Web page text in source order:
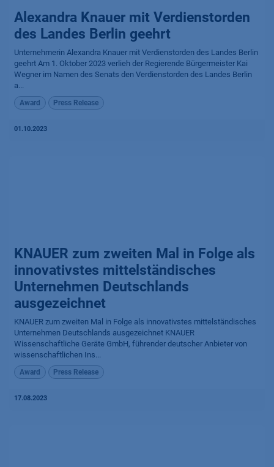
Alexandra Knauer mit Verdienst­orden
des Landes Berlin geehrt
Unternehmerin Alexandra Knauer mit Verdienstorden des Landes Berlin
geehrt Am 1. Oktober 2023 verlieh der Regierende Bürgermeister Kai
Wegner im Namen des Senats den Verdienstorden des Landes Berlin
a...
Award Press Release
01.10.2023
KNAUER zum zweiten Mal in Folge als
innovativstes mittelständisches
Unternehmen Deutschlands
ausgezeichnet
KNAUER zum zweiten Mal in Folge als innovativstes mittelständisches
Unternehmen Deutschlands ausgezeichnet KNAUER
Wissenschaftliche Geräte GmbH, führender deutscher Anbieter von
wissenschaftlichen Ins...
Award Press Release
17.08.2023